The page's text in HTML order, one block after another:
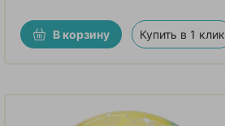
В корзину Купить в 1 клик